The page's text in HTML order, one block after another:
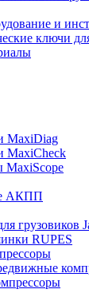
и
ключи
MaxiDiag
MaxiCheck
MaxiScope
АКПП
грузовиков
RUPES